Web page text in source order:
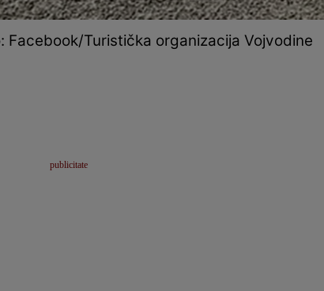
Facebook/Turistička organizacija Vojvodine